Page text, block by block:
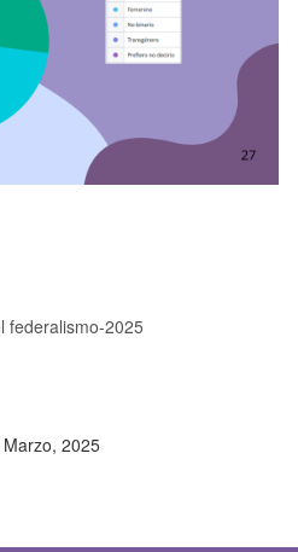
federalismo-2025
2025